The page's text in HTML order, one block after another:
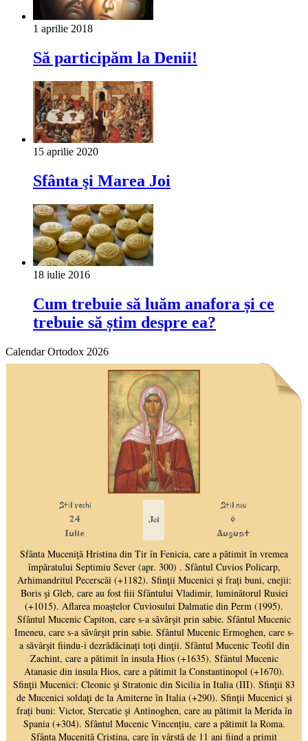
1 aprilie 2018
Să participăm la Denii!
15 aprilie 2020
Sfânta şi Marea Joi
18 iulie 2016
Cum trebuie să luăm anafora și ce
trebuie să știm despre ea?
Calendar Ortodox 2026